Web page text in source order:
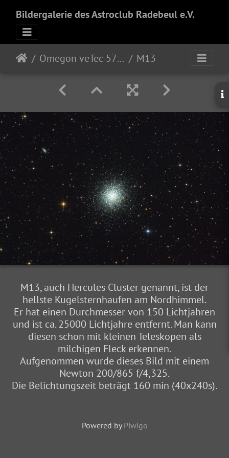
Bildergalerie des Astroclub Radebeul e.V.
Omegon veTec 571 color M13
M13, auch Hercules Cluster genannt, ist der
hellste Kugelsternhaufen am Nordhimmel.
Er hat einen Durchmesser von 150 Lichtjahren
und ist ca. 25000 Lichtjahre entfernt. Man kann
diesen schon mit kleinen Teleskopen als
milchigen Fleck erkennen.
Aufgenommen wurde dieses Bild mit einem
Newton 200/865 f/4,325.
Die Belichtungszeit beträgt 160 min (40x240s).
Powered by Piwigo